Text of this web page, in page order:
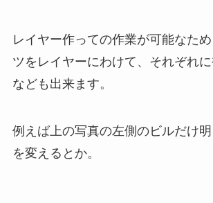
レイヤー作っての作業が可能なた
ツをレイヤーにわけて、それぞれ
なども出来ます。
例えば上の写真の左側のビルだけ
を変えるとか。